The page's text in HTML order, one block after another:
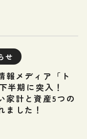
せ
報メディア「ト
半期に突入！
家計と資産5つの
ました！